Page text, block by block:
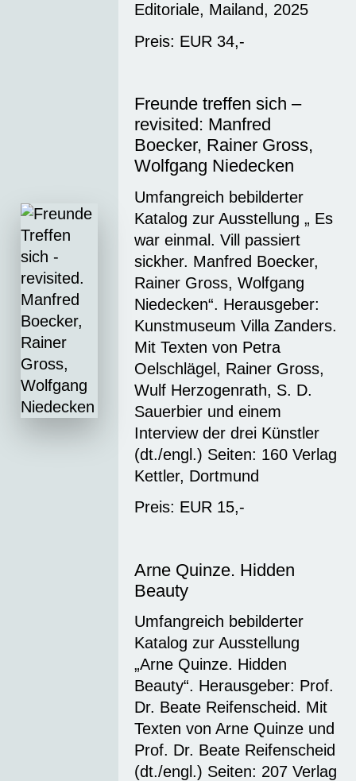
Editoriale, Mailand, 2025
Preis: EUR 34,-
Freunde treffen sich –
revisited: Manfred
Boecker, Rainer Gross,
Wolfgang Niedecken
Umfangreich bebilderter
Katalog zur Ausstellung „ Es
war einmal. Vill passiert
sickher. Manfred Boecker,
Rainer Gross, Wolfgang
Niedecken“. Herausgeber:
Kunstmuseum Villa Zanders.
Mit Texten von Petra
Oelschlägel, Rainer Gross,
Wulf Herzogenrath, S. D.
Sauerbier und einem
Interview der drei Künstler
(dt./engl.) Seiten: 160 Verlag
Kettler, Dortmund
Preis: EUR 15,-
Arne Quinze. Hidden
Beauty
Umfangreich bebilderter
Katalog zur Ausstellung
„Arne Quinze. Hidden
Beauty“. Herausgeber: Prof.
Dr. Beate Reifenscheid. Mit
Texten von Arne Quinze und
Prof. Dr. Beate Reifenscheid
(dt./engl.) Seiten: 207 Verlag